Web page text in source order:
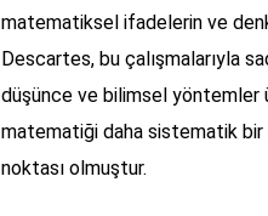
matematiksel ifadelerin ve
Descartes, bu çalışmalarıyla
düşünce ve bilimsel yöntemler
matematiği daha sistematik
noktası olmuştur.